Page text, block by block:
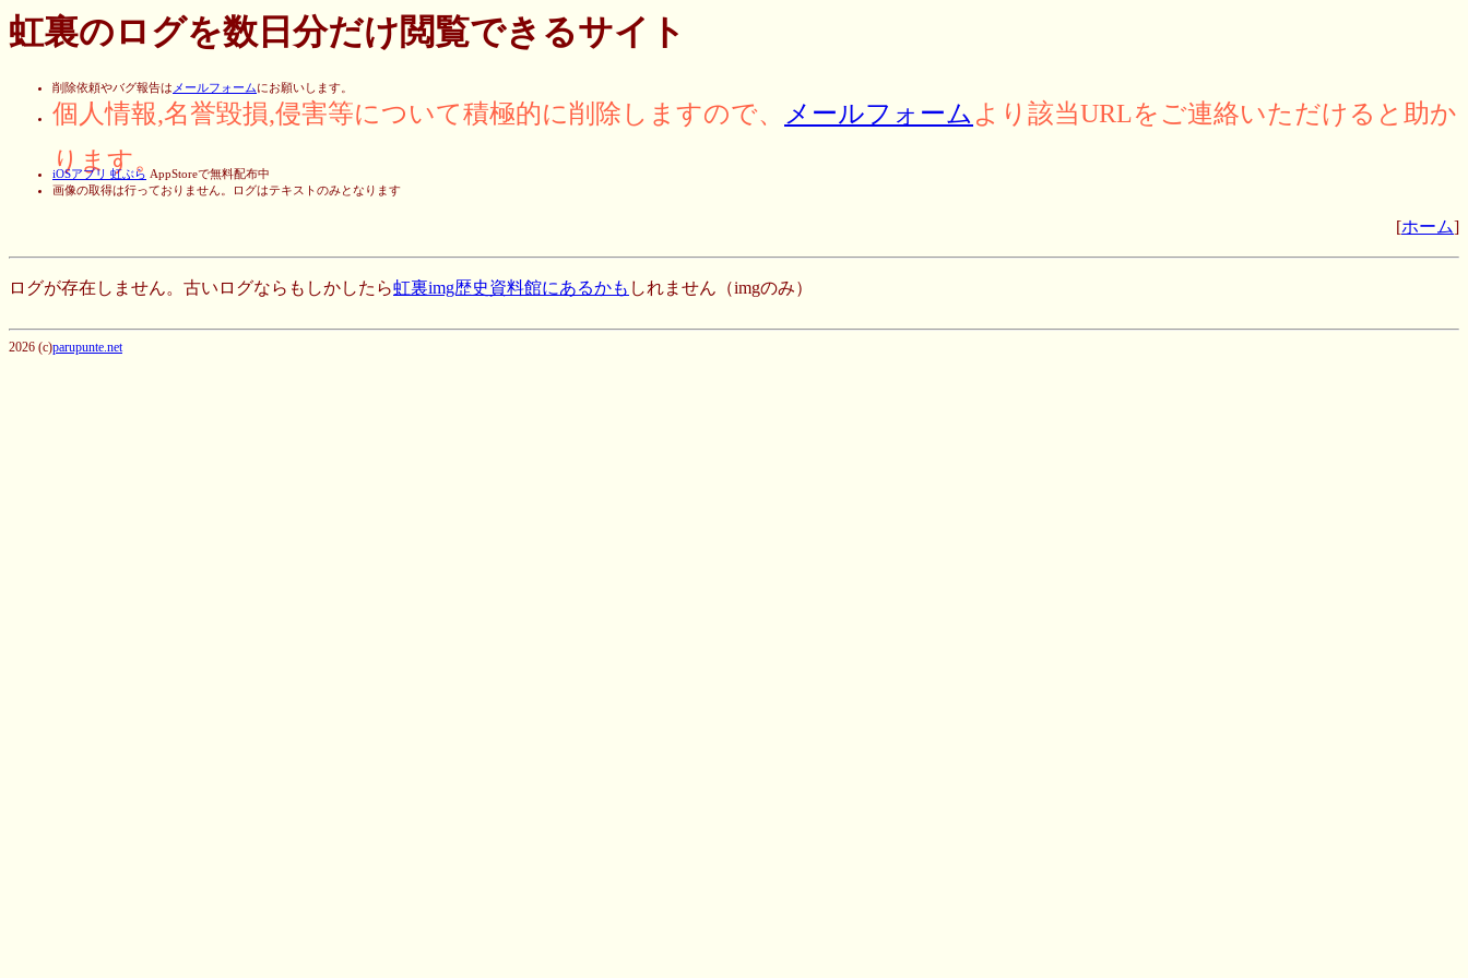
虹裏のログを数日分だけ閲覧できるサイト
削除依頼やバグ報告はメールフォームにお願いします。
個人情報,名誉毀損,侵害等について積極的に削除しますので、 メールフォーム より該当URLをご連絡いただけると助か
ります。
iOSアプリ 虹ぶら AppStoreで無料配布中
画像の取得は行っておりません。ログはテキストのみとなります
[ホーム]
ログが存在しません。古いログならもしかしたら虹裏img歴史資料館にあるかも しれません（imgのみ）
2026 (c)parupunte.net